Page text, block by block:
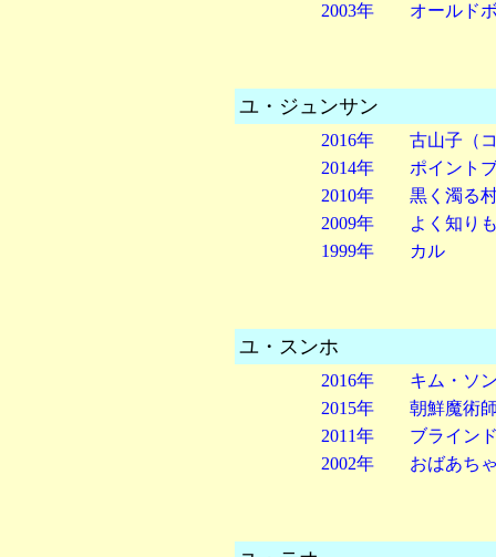
2003年 オールド
ユ・ジュンサン
2016年 古山子（
2014年 ポイントブ
2010年 黒く濁る
2009年 よく知りも
1999年 カル
ユ・スンホ
2016年 キム・ソン
2015年 朝鮮魔
2011年 ブライン
2002年 おばあちゃ